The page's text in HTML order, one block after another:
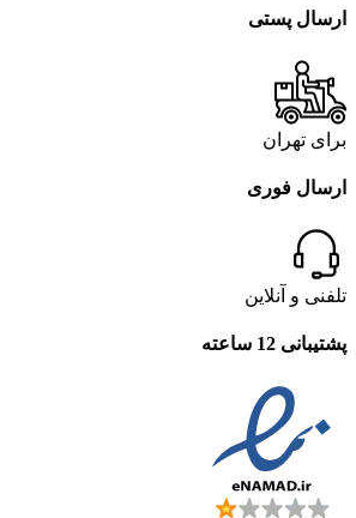
ارسال پستی
برای تهران
ارسال فوری
تلفنی و آنلاین
پشتیبانی 12 ساعته